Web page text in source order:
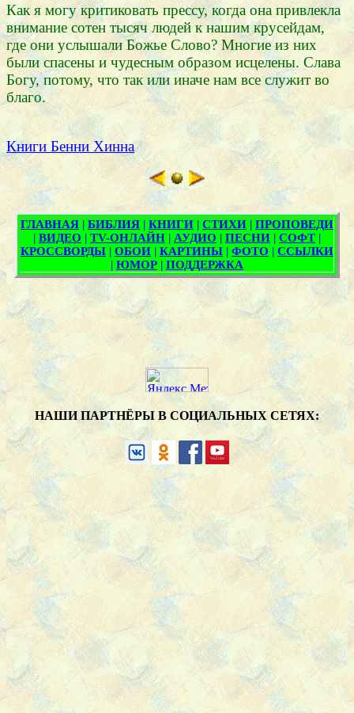
Как я могу критиковать прессу, когда она привлекла
внимание сотен тысяч людей к нашим крусейдам,
где они услышали Божье Слово? Многие из них
были спасены и чудесным образом исцелены. Слава
Богу, потому, что так или иначе нам все служит во
благо.
Книги Бенни Хинна